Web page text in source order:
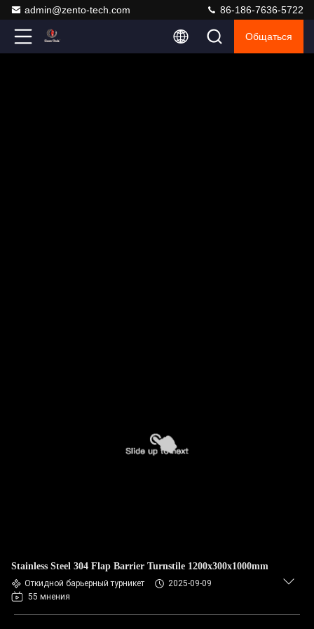
admin@zento-tech.com 86-186-7636-5722
Общаться
Stainless Steel 304 Flap Barrier Turnstile 1200x300x1000mm
Откидной барьерный турникет
2025-09-09
55 мнения